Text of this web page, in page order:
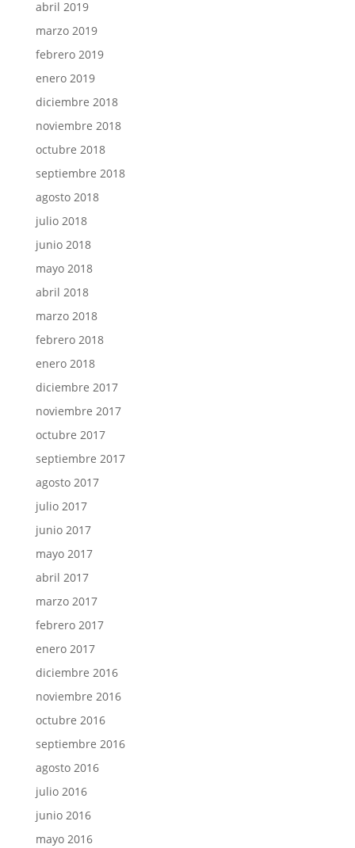
abril 2019
marzo 2019
febrero 2019
enero 2019
diciembre 2018
noviembre 2018
octubre 2018
septiembre 2018
agosto 2018
julio 2018
junio 2018
mayo 2018
abril 2018
marzo 2018
febrero 2018
enero 2018
diciembre 2017
noviembre 2017
octubre 2017
septiembre 2017
agosto 2017
julio 2017
junio 2017
mayo 2017
abril 2017
marzo 2017
febrero 2017
enero 2017
diciembre 2016
noviembre 2016
octubre 2016
septiembre 2016
agosto 2016
julio 2016
junio 2016
mayo 2016